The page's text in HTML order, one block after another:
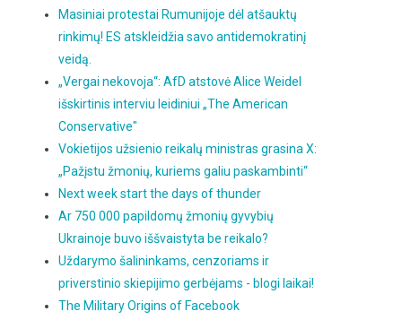
Masiniai protestai Rumunijoje dėl atšauktų
rinkimų! ES atskleidžia savo antidemokratinį
veidą.
„Vergai nekovoja“: AfD atstovė Alice Weidel
išskirtinis interviu leidiniui „The American
Conservative"
Vokietijos užsienio reikalų ministras grasina X:
„Pažįstu žmonių, kuriems galiu paskambinti“
Next week start the days of thunder
Ar 750 000 papildomų žmonių gyvybių
Ukrainoje buvo iššvaistyta be reikalo?
Uždarymo šalininkams, cenzoriams ir
priverstinio skiepijimo gerbėjams - blogi laikai!
The Military Origins of Facebook